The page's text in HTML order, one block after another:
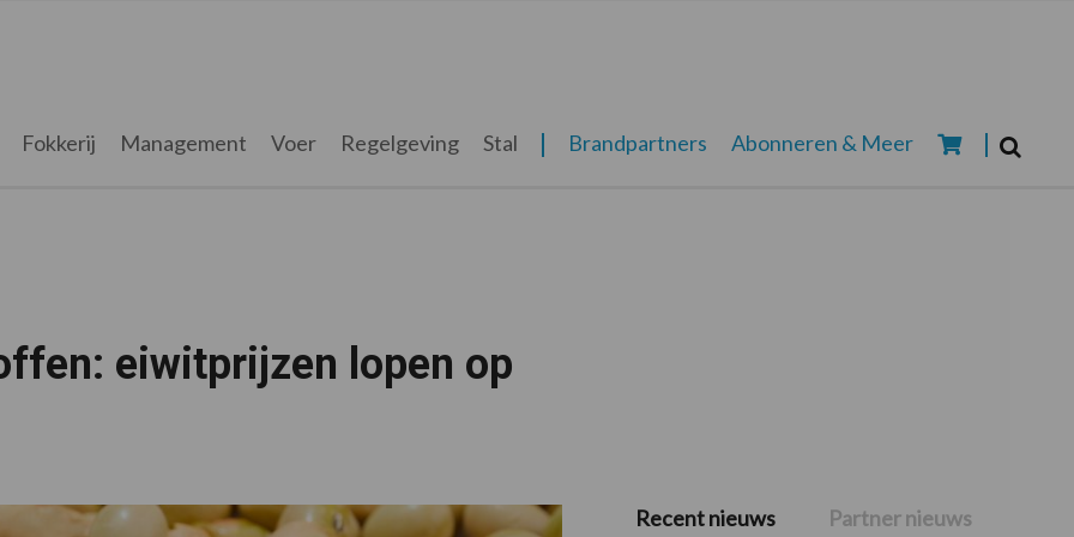
Fokkerij Management Voer Regelgeving Stal Brandpartners Abonneren & Meer
eiwitprijzen lopen op
Primaire
Recent nieuws Partner nieuws